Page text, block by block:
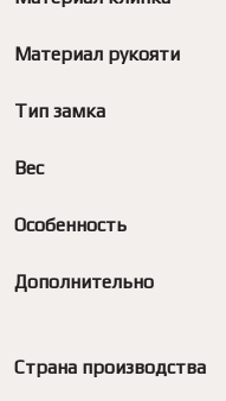
Материал рукояти
Тип замка
Вес
Особенность
Дополнительно
Страна производства